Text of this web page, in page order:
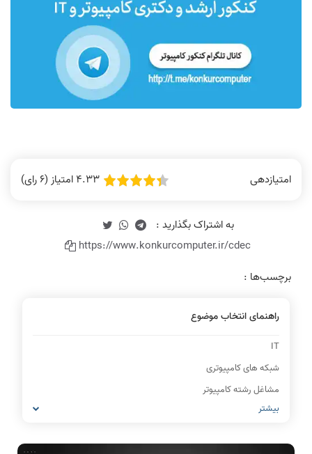
امتیازدهی 4.33 امتیاز (6 رای)
https://www.konkurcomputer.ir/cdec
برچسب‌ها :
راهنمای انتخاب موضوع
IT
شبکه های کامپیوتری
مشاغل رشته کامپیوتر
معماری کامپیوتر
بیشتر